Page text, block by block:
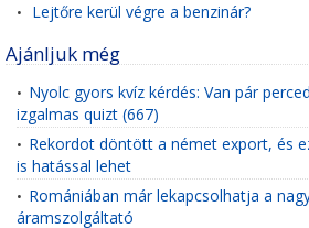
• Lejtőre kerül végre a benzinár?
Ajánljuk még
• Nyolc gyors kvíz kérdés: Van pár
izgalmas quizt (667)
• Rekordot döntött a német export, és
is hatással lehet
• Romániában már lekapcsolhatja a
áramszolgáltató